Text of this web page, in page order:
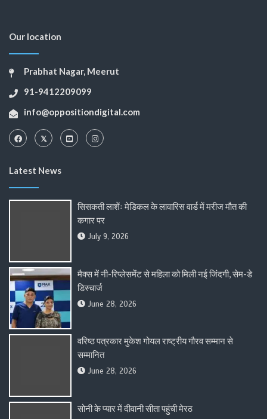
Our location
Prabhat Nagar, Meerut
91-9412209099
info@oppositiondigital.com
Latest News
सिसकती लाशेंः मेडिकल के लावारिस वार्ड में मरीज मौत की
कगार पर
July 9, 2026
मैक्स में नी-रिप्लेसमेंट से महिला को मिली नई जिंदगी, सेम-डे
डिस्चार्ज
June 28, 2026
वरिष्ठ पत्रकार मुकेश गोयल राष्ट्रीय गौरव सम्मान से
सम्मानित
June 28, 2026
सोनी के प्यार में दीवानी सीता पहुंची मेरठ